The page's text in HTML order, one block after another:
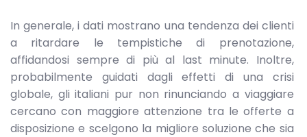
In generale, i dati mostrano una tendenza dei clienti
a ritardare le tempistiche di prenotazione,
affidandosi sempre di più al last minute. Inoltre,
probabilmente guidati dagli effetti di una crisi
globale, gli italiani pur non rinunciando a viaggiare
cercano con maggiore attenzione tra le offerte a
disposizione e scelgono la migliore soluzione che sia